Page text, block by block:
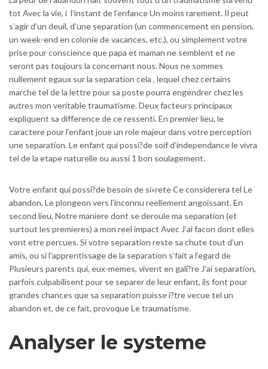
tot Avec la vie, i l’instant de l’enfance Un moins rarement. Il peut
s’agir d’un deuil, d’une separation (un commencement en pension,
un week-end en colonie de vacances, etc.), ou simplement votre
prise pour conscience que papa et maman ne semblent et ne
seront pas toujours la concernant nous. Nous ne sommes
nullement egaux sur la separation cela , lequel chez certains
marche tel de la lettre pour sa poste pourra engendrer chez les
autres mon veritable traumatisme. Deux facteurs principaux
expliquent sa difference de ce ressenti. En premier lieu, le
caractere pour l’enfant joue un role majeur dans votre perception
une separation. Le enfant qui possi?de soif d’independance le vivra
tel de la etape naturelle ou aussi 1 bon soulagement.
Votre enfant qui possi?de besoin de si»rete Ce considerera tel Le
abandon, Le plongeon vers l’inconnu reellement angoissant.En
second lieu, Notre maniere dont se deroule ma separation (et
surtout les premieres) a mon reel impact Avec J’ai facon dont elles
vont etre percues. Si votre separation reste sa chute tout d’un
amis, ou si l’apprentissage de la separation s’fait a l’egard de
Plusieurs parents qui, eux-memes, vivent en gali?re J’ai separation,
parfois culpabilisent pour se separer de leur enfant, ils font pour
grandes chances que sa separation puisse i?tre vecue tel un
abandon et, de ce fait, provoque Le traumatisme.
Analyser le systeme